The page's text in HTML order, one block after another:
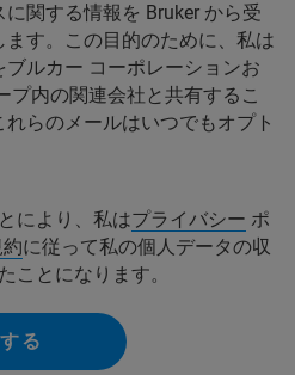
関する情報を Bruker から受
す。この目的のために、私は
ルカー コーポレーションお
プ内の関連会社と共有するこ
らのメールはいつでもオプト
により、私はプライバシー ポ
に従って私の個人データの収
ことになります。
る